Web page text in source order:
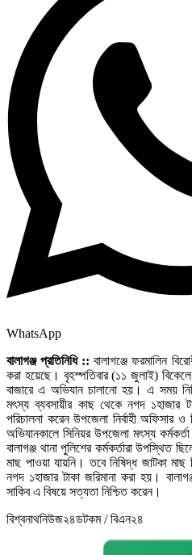
WhatsApp
বালাগঞ্জ প্রতিনিধি :: বালাগঞ্জে ফরমালিন
করা হয়েছে। বৃহস্পতিবার (১১ জুলাই)
বাজারে এ অভিযান চালানো হয়। এ সময়
মৎস্য ব্যবসায়ীর কাছ থেকে নগদ ১হাজার
পরিচালনা করেন উপজেলা নির্বাহী অফিসার ও
অভিযানকালে সিনিয়র উপজেলা মৎস্য
বালাগঞ্জ থানা পুলিশের কর্মকর্তারা উপস্থিত
মাছ পাওয়া যায়নি। তবে নিষিদ্ধ জাটকা
নগদ ১হাজার টাকা জরিমানা করা হয়।
সাকিব এ বিষয়ে সত্যতা নিশ্চিত করেন।
বিশ্বনাথনিউজ২৪ডটকম / বিএন২৪